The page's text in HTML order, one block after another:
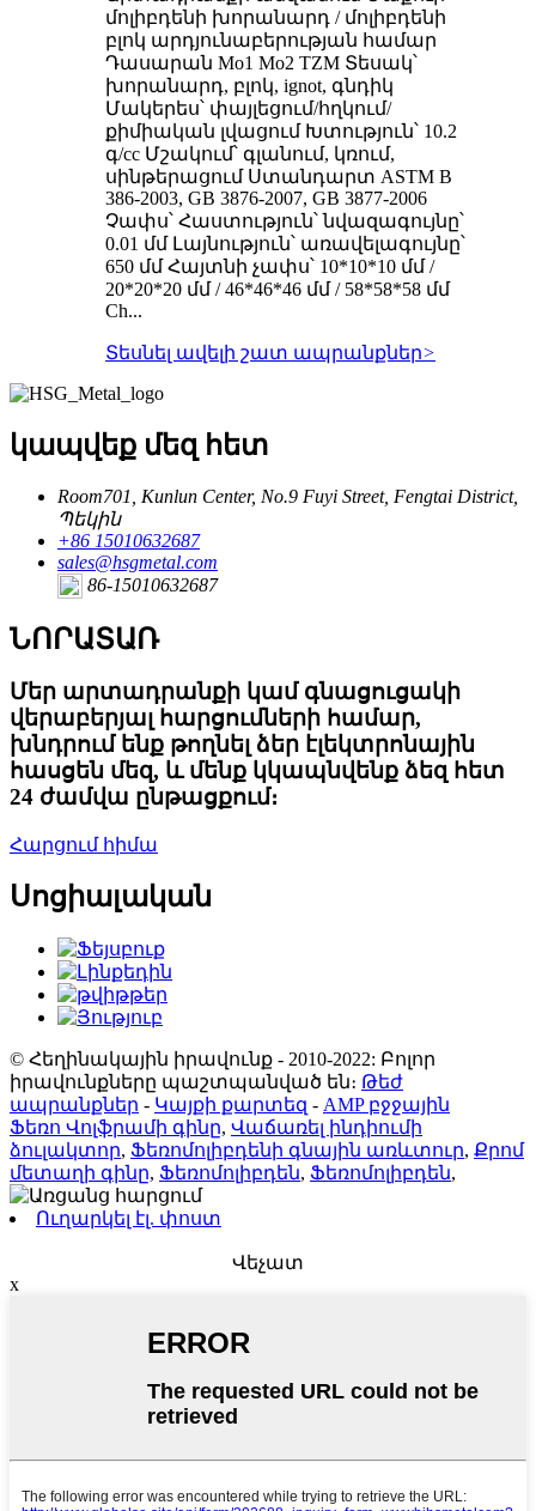
մոլիբդենի խորանարդ / մոլիբդենի
բլոկ արդյունաբերության համար
Դասարան Mo1 Mo2 TZM Տեսակ՝
խորանարդ, բլոկ, ignot, գնդիկ
Մակերես՝ փայլեցում/հղկում/
քիմիական լվացում Խտություն՝ 10.2
գ/cc Մշակում՝ գլանում, կռում,
սինթերացում Ստանդարտ ASTM B
386-2003, GB 3876-2007, GB 3877-2006
Չափս՝ Հաստություն՝ նվազագույնը՝
0.01 մմ Լայնություն՝ առավելագույնը՝
650 մմ Հայտնի չափս՝ 10*10*10 մմ /
20*20*20 մմ / 46*46*46 մմ / 58*58*58 մմ
Ch...
Տեսնել ավելի շատ ապրանքներ>
կապվեք մեզ հետ
Room701, Kunlun Center, No.9 Fuyi Street, Fengtai District,
Պեկին
+86 15010632687
sales@hsgmetal.com
86-15010632687
ՆՈՐԱՏԱՌ
Մեր արտադրանքի կամ գնացուցակի
վերաբերյալ հարցումների համար,
խնդրում ենք թողնել ձեր էլեկտրոնային
հասցեն մեզ, և մենք կկապնվենք ձեզ հետ
24 ժամվա ընթացքում։
Հարցում հիմա
Սոցիալական
© Հեղինակային իրավունք - 2010-2022: Բոլոր
իրավունքները պաշտպանված են։ Թեժ
ապրանքներ - Կայքի քարտեզ - AMP բջջային
Ֆեռո Վոլֆրամի գինը, Վաճառել ինդիումի
ձուլակտոր, Ֆեռոմոլիբդենի գնային առևտուր, Քրոմ
մետաղի գինը, Ֆեռոմոլիբդեն, Ֆեռոմոլիբդեն,
Ուղարկել էլ. փոստ
Վեչատ
x